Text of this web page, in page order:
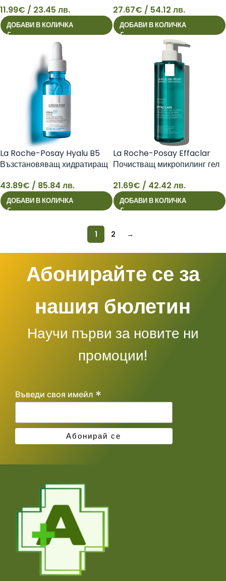
11
чувствителна и суха кожа,
400 мл 3337872418785
11.99€ / 23.45 лв.
ДОБАВИ В КОЛИЧКА
27
за суха кожа, 50 мл
3337875731409
27.67€ / 54.12 лв.
ДОБАВИ В КОЛИЧКА
43
La Roche-Posay Hyalu B5
Възстановяващ хидратиращ
кожа против бръчки, 30 мл
3337875583626
43.89€ / 85.84 лв.
ДОБАВИ В КОЛИЧКА
21
La Roche-Posay Effaclar
Почистващ микропилинг гел
акнеична кожа, 400 мл
3337875708289
21.69€ / 42.42 лв.
ДОБАВИ В КОЛИЧКА
1 2 →
Абонирайте се за
нашия бюлетин
Научи първи за новите ни
промоции!
Въведи своя имейл *